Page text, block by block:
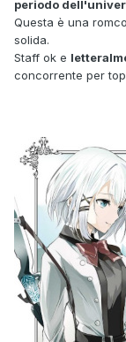
periodo
Questa è una
solida.
Staff ok e
concorrente per